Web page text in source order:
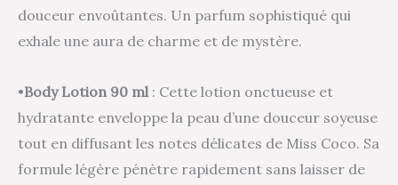
douceur envoûtantes. Un parfum sophistiqué qui
exhale une aura de charme et de mystère.
•Body Lotion 90 ml: Cette lotion onctueuse et
hydratante enveloppe la peau d’une douceur soyeuse
tout en diffusant les notes délicates de Miss Coco. Sa
formule légère pénètre rapidement sans laisser de